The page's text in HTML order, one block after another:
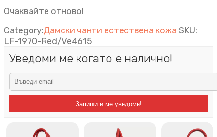
Очаквайте отново!
Category:Дамски чанти естествена кожа SKU:
LF-1970-Red/Ve4615
Уведоми ме когато е налично!
Запиши и ме уведоми!